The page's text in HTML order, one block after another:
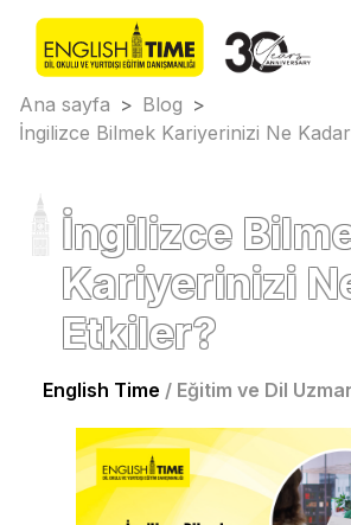
Ana sayfa > Blog >
İngilizce Bilmek Kariyerinizi Ne
İngilizce
Kariyerinizi
Etkiler?
English Time / Eğitim ve Dil